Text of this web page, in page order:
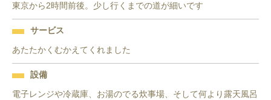
東京から2時間前後。少し行くまでの道が細いです
サービス
あたたかくむかえてくれました
設備
電子レンジや冷蔵庫、お湯のでる炊事場、そして何より露天風呂